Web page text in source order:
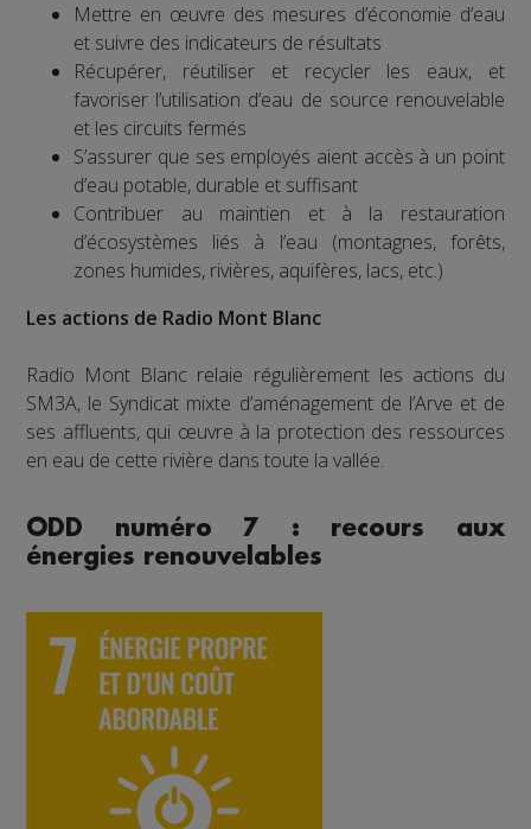
Mettre en œuvre des mesures d’économie d’eau
et suivre des indicateurs de résultats
Récupérer, réutiliser et recycler les eaux, et
favoriser l’utilisation d’eau de source renouvelable
et les circuits fermés
S’assurer que ses employés aient accès à un point
d’eau potable, durable et suffisant
Contribuer au maintien et à la restauration
d’écosystèmes liés à l’eau (montagnes, forêts,
zones humides, rivières, aquifères, lacs, etc.)
Les actions de Radio Mont Blanc
Radio Mont Blanc relaie régulièrement les actions du
SM3A, le Syndicat mixte d’aménagement de l’Arve et de
ses affluents, qui œuvre à la protection des ressources
en eau de cette rivière dans toute la vallée.
ODD numéro 7 : recours aux
énergies renouvelables